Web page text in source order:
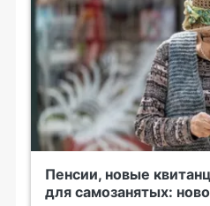
Пенсии, новые
для самозанятых: